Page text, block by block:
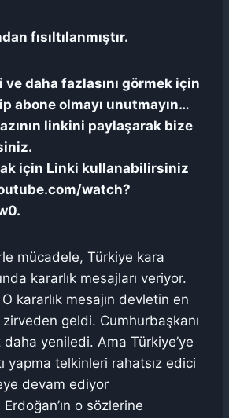
fısıltılanmıştır.
daha fazlasını görmek için
abone olmayı unutmayın…
linkini paylaşarak bize
için Linki kullanabilirsiniz
watch?
mücadele, Türkiye kara
kararlık mesajları veriyor.
kararlık mesajın devletin en
geldi. Cumhurbaşkanı
yeniledi. Ama Türkiye’ye
yapma telkinleri rahatsız edici
devam ediyor
o sözlerine